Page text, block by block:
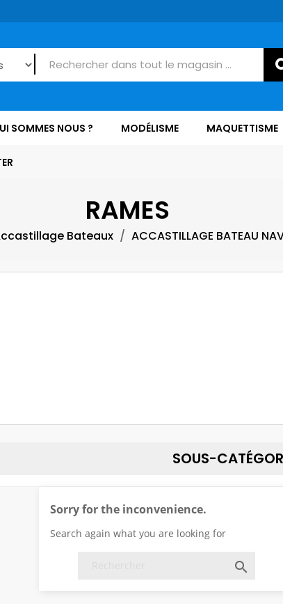
SOMMES NOUS ? MODÉLISME MAQUETTISME
RAMES
Bateaux ACCASTILLAGE BATEAU
SOUS-
Sorry for the inconvenience.
Search again what you are looking for
